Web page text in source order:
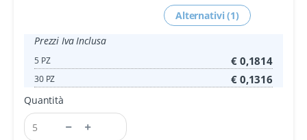
Alternativi (1)
Prezzi Iva Inclusa
5 PZ € 0,1814
30 PZ € 0,1316
Quantità